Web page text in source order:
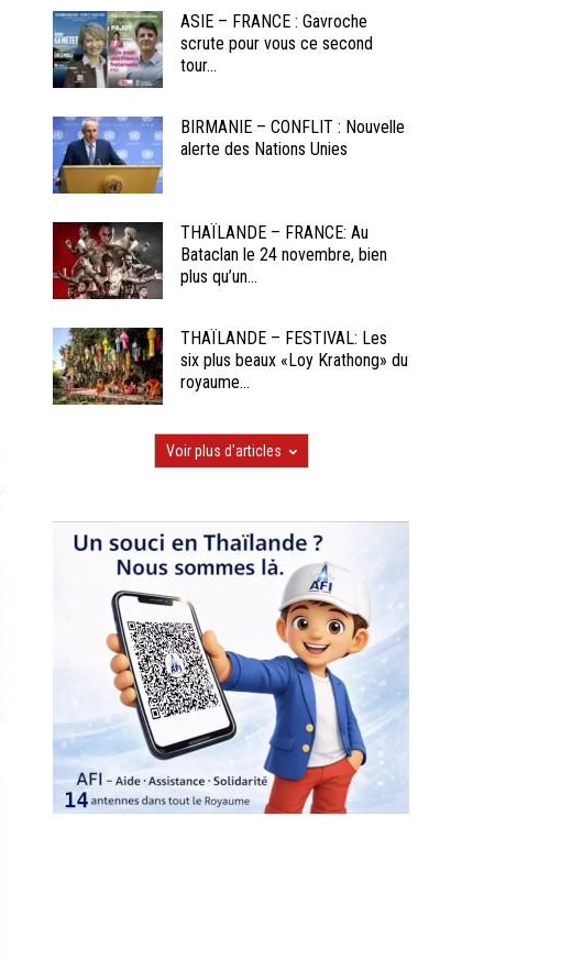
ASIE – FRANCE : Gavroche
scrute pour vous ce second
tour...
BIRMANIE – CONFLIT : Nouvelle
alerte des Nations Unies
THAÏLANDE – FRANCE: Au
Bataclan le 24 novembre, bien
plus qu’un...
THAÏLANDE – FESTIVAL: Les
six plus beaux «Loy Krathong» du
royaume...
Voir plus d'articles